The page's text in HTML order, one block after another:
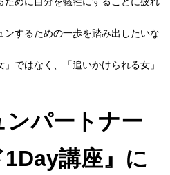
ンするための一歩を踏み出したいな
ではなく、「追いかけられる女」
ンパートナー
講座』に